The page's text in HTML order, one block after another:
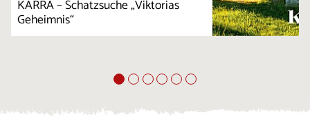
KARRA – Schatzsuche „Viktorias
Geheimnis“